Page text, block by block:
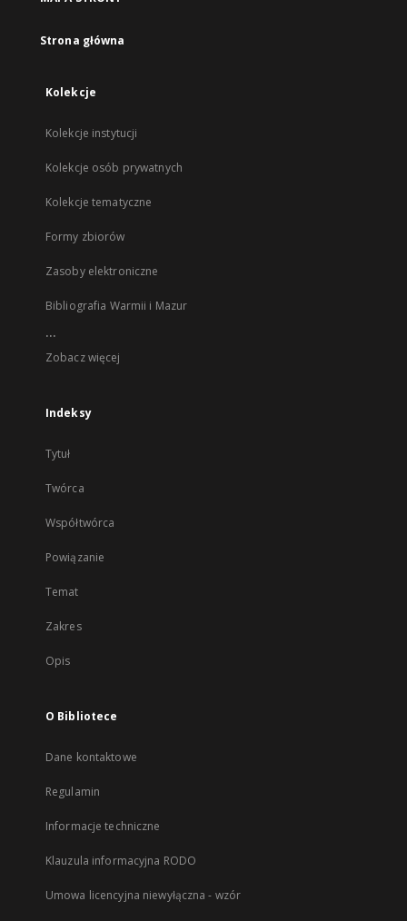
Strona główna
Kolekcje
Kolekcje instytucji
Kolekcje osób prywatnych
Kolekcje tematyczne
Formy zbiorów
Zasoby elektroniczne
Bibliografia Warmii i Mazur
...
Zobacz więcej
Indeksy
Tytuł
Twórca
Współtwórca
Powiązanie
Temat
Zakres
Opis
O Bibliotece
Dane kontaktowe
Regulamin
Informacje techniczne
Klauzula informacyjna RODO
Umowa licencyjna niewyłączna - wzór